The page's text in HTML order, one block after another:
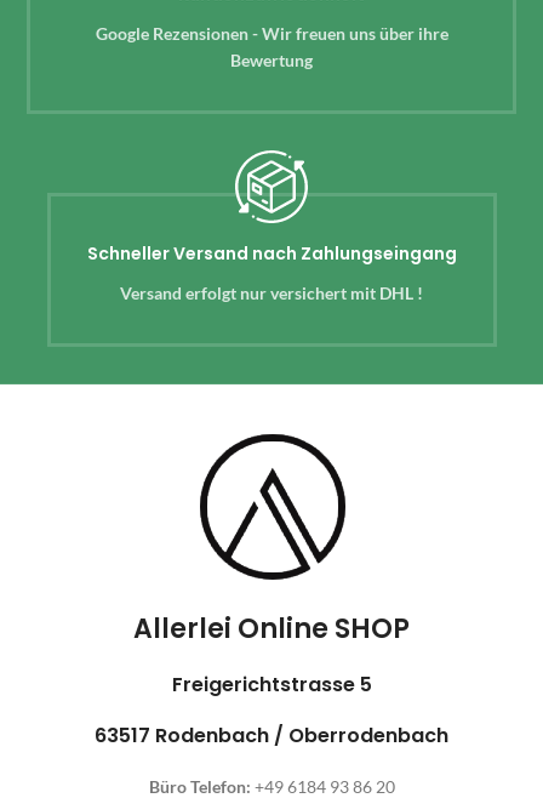
Google Rezensionen - Wir freuen uns über ihre
Bewertung
Schneller Versand nach Zahlungseingang
Versand erfolgt nur versichert mit DHL !
Allerlei Online SHOP
Freigerichtstrasse 5
63517 Rodenbach / Oberrodenbach
Büro Telefon: +49 6184 93 86 20